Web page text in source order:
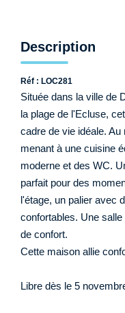
Description
Réf : LOC281
Située dans la ville de
la plage de l'Ecluse,
cadre de vie idéale.
menant à une cuisine
moderne et des WC.
parfait pour des
l'étage, un palier avec
confortables. Une
de confort.
Cette maison allie
Libre dès le 5